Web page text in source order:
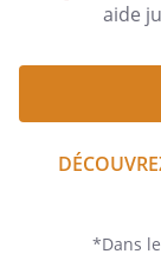
aide
*Dans